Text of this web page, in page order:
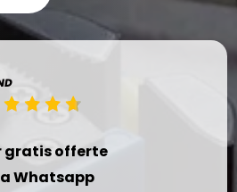
gratis offerte
Whatsapp